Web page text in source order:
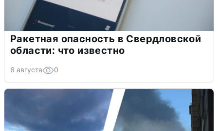
Ракетная опасность в Свердловской
области: что известно
6 августа 0